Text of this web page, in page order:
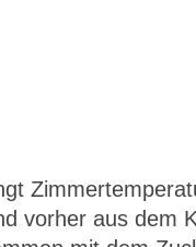
vorher aus dem